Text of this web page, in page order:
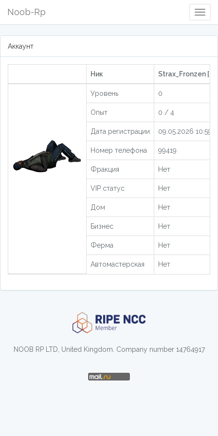
Noob-Rp
Аккаунт
Ник Strax_Fronzen
Уровень 0
Опыт 0 / 4
Дата регистрации 09.05.2026
Номер телефона 99419
Фракция Нет
VIP статус Нет
Дом Нет
Бизнес Нет
Ферма Нет
Автомастерская Нет
NOOB RP LTD, United Kingdom. Company number 14764917